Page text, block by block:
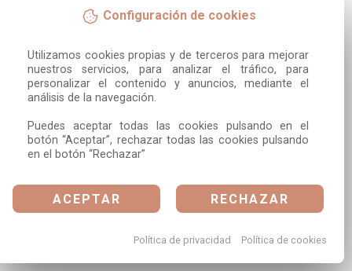
Configuración de cookies
Utilizamos cookies propias y de terceros para mejorar
nuestros servicios, para analizar el tráfico, para
personalizar el contenido y anuncios, mediante el
análisis de la navegación.
Puedes aceptar todas las cookies pulsando en el
botón “Aceptar”, rechazar todas las cookies pulsando
en el botón “Rechazar”
ACEPTAR RECHAZAR
Política de privacidad Política de cookies